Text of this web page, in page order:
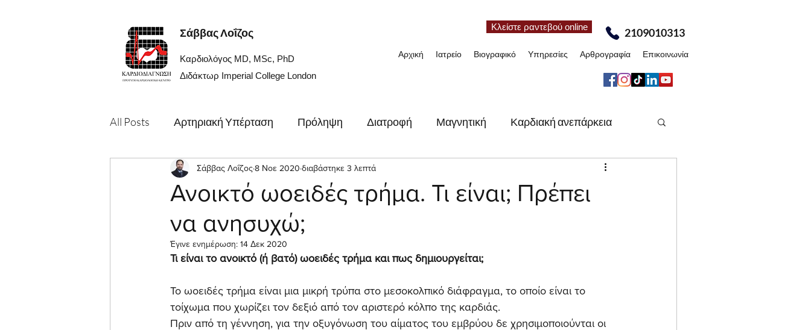
Σάββας Λοΐζος Κλείστε ραντεβού online 2109010313
Αρχική Ιατρείο Βιογραφικό Υπηρεσίες Αρθρογραφία Επικοινωνία
Καρδιολόγος MD, MSc, PhD
Διδάκτωρ Imperial College London
All Posts Αρτηριακή Υπέρταση Πρόληψη Διατροφή Μαγνητική Καρδιακή ανεπάρκεια
Για ιατρούς Βαλβιδοπάθειες Συνέδρια Άρθρα
Αξονική Προσφορά
Ανοικτό ωοειδές τρήμα. Τι είναι; Πρέπει
να ανησυχώ;
Σάββας Λοΐζος8 Νοε 2020 διαβάστηκε 3 λεπτά
Έγινε ενημέρωση: 14 Δεκ 2020
Τι είναι το ανοικτό (ή βατό) ωοειδές τρήμα και πως δημιουργείται;
Το ωοειδές τρήμα είναι μια μικρή τρύπα στο μεσοκολπικό διάφραγμα, το οποίο είναι το
τοίχωμα που χωρίζει τον δεξιό από τον αριστερό κόλπο της καρδιάς.
Πριν από τη γέννηση, για την οξυγόνωση του αίματος του εμβρύου δε χρησιμοποιούνται οι